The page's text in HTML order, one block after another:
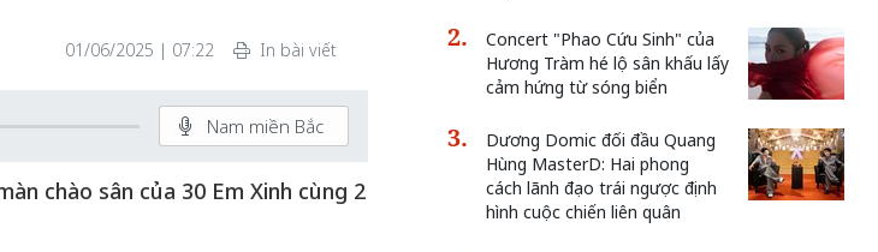
01/06/2025 | 07:22 In bài viết
Nam miền Bắc
chào sân của 30 Em Xinh cùng 2
Concert "Phao Cứu Sinh" của
Hương Tràm hé lộ sân khấu lấy
cảm hứng từ sóng biển
Dương Domic đối đầu Quang
Hùng MasterD: Hai phong
cách lãnh đạo trái ngược định
hình cuộc chiến liên quân